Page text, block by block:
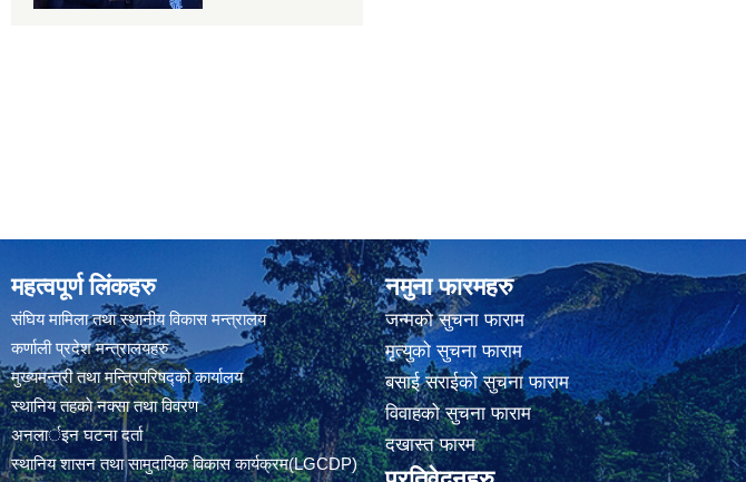
महत्वपूर्ण लिंकहरु
संघिय मामिला तथा स्थानीय विकास मन्त्रालय
कर्णाली प्रदेश मन्त्रालयहरु
मुख्यमन्त्री तथा मन्त्रिपरिषद्को कार्यालय
स्थानिय तहकाे नक्सा तथा विवरण
अनलार्इन घटना दर्ता
स्थानिय शासन तथा सामुदायिक विकास कार्यक्रम(LGCDP)
नमुना फारमहरु
जन्मको सुचना फाराम
मृत्युको सुचना फाराम
बसाई सराईको सुचना फाराम
विवाहको सुचना फाराम
दखास्त फारम